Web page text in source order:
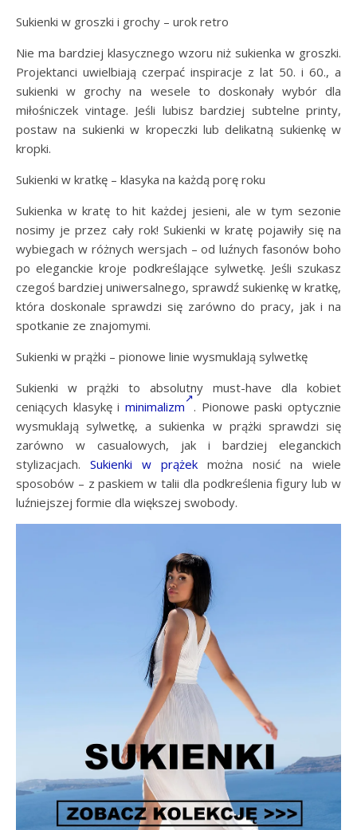
Sukienki w groszki i grochy – urok retro
Nie ma bardziej klasycznego wzoru niż sukienka w groszki.
Projektanci uwielbiają czerpać inspiracje z lat 50. i 60., a
sukienki w grochy na wesele to doskonały wybór dla
miłośniczek vintage. Jeśli lubisz bardziej subtelne printy,
postaw na sukienki w kropeczki lub delikatną sukienkę w
kropki.
Sukienki w kratkę – klasyka na każdą porę roku
Sukienka w kratę to hit każdej jesieni, ale w tym sezonie
nosimy je przez cały rok! Sukienki w kratę pojawiły się na
wybiegach w różnych wersjach – od luźnych fasonów boho
po eleganckie kroje podkreślające sylwetkę. Jeśli szukasz
czegoś bardziej uniwersalnego, sprawdź sukienkę w kratkę,
która doskonale sprawdzi się zarówno do pracy, jak i na
spotkanie ze znajomymi.
Sukienki w prążki – pionowe linie wysmuklają sylwetkę
Sukienki w prążki to absolutny must-have dla kobiet
ceniących klasykę i minimalizm
. Pionowe paski optycznie
wysmuklają sylwetkę, a sukienka w prążki sprawdzi się
zarówno w casualowych, jak i bardziej eleganckich
stylizacjach. Sukienki w prążek można nosić na wiele
sposobów – z paskiem w talii dla podkreślenia figury lub w
luźniejszej formie dla większej swobody.